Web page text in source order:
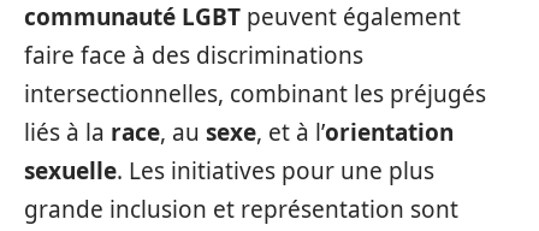
communauté LGBT peuvent également
faire face à des discriminations
intersectionnelles, combinant les préjugés
liés à la race, au sexe, et à l’orientation
sexuelle. Les initiatives pour une plus
grande inclusion et représentation sont